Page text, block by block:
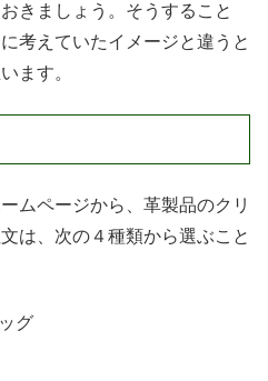
おきましょう。そうすること
考えていたイメージと違うと
ます。
ムページから、革製品のクリ
は、次の４種類から選ぶこと
グ